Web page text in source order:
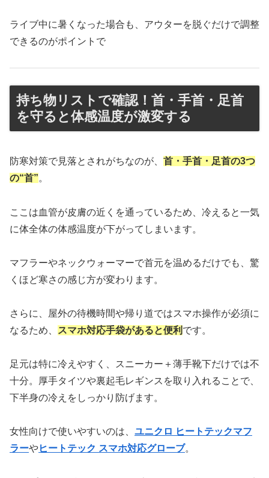
ライブ中に暑くなった場合も、アウターを脱ぐだけで調整
できるのがポイントで
持ち物リストで確認！首・手首・足首
を守ると体感温度が激変する
防寒対策で見落とされがちなのが、 首・手首・足首の3つ
の“首”。
ここは血管が皮膚の近くを通っているため、冷えると一気
に体全体の体感温度が下がってしまいます。
マフラーやネックウォーマーで首元を温めるだけでも、驚
くほど寒さの感じ方が変わります。
さらに、屋外の待機時間や帰り道ではスマホ操作が必須に
なるため、
スマホ対応手袋があると便利 です。
足元は特に冷えやすく、スニーカー＋薄手靴下だけでは不
十分。厚手タイツや裏起毛レギンスを取り入れることで、
下半身の冷えをしっかり防げます。
女性向けで使いやすいのは、 ユニクロ ヒートテックマフ
ラーやヒートテック スマホ対応グローブ。